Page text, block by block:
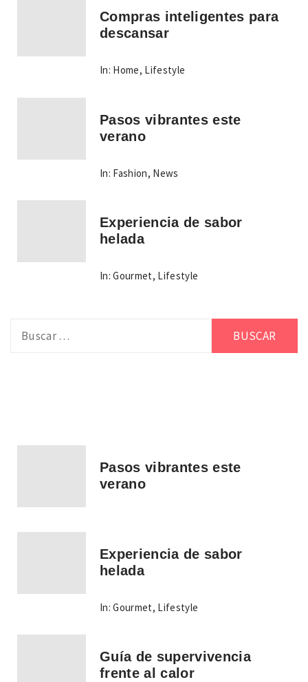
Compras inteligentes para
descansar
In: Home, Lifestyle
Pasos vibrantes este
verano
In: Fashion, News
Experiencia de sabor
helada
In: Gourmet, Lifestyle
Pasos vibrantes este
verano
Experiencia de sabor
helada
In: Gourmet, Lifestyle
Guía de supervivencia
frente al calor